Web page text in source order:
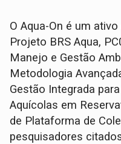
O Aqua-On é um
Projeto BRS Aqua,
Manejo e Gestão
Metodologia
Gestão Integrada
Aquícolas em
de Plataforma de
pesquisadores